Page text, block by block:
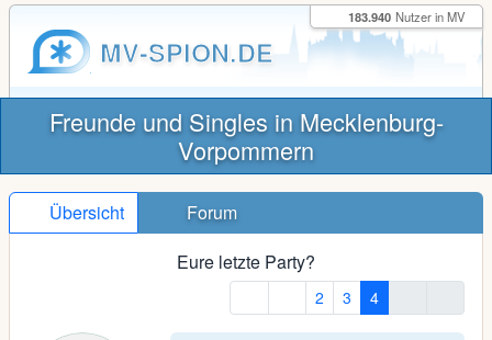
MV-SPION.DE
183.940 Nutzer in MV
Freunde und Singles in Mecklenburg-
Vorpommern
Übersicht
Forum
Eure letzte Party?
2 3 4